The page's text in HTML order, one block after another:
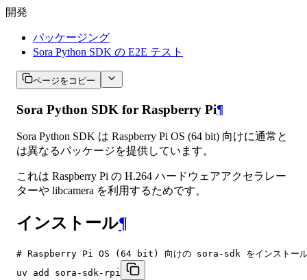
開発
パッケージング
Sora Python SDK の E2E テスト
ページをコピー
Sora Python SDK for Raspberry Pi¶
Sora Python SDK は Raspberry Pi OS (64 bit) 向けに通常と
は異なるパッケージを提供しています。
これは Raspberry Pi の H.264 ハードウェアアクセラレー
ターや libcamera を利用するためです。
インストール¶
# Raspberry Pi OS (64 bit) 向けの sora-sdk をインストール
uv add sora-sdk-rpi